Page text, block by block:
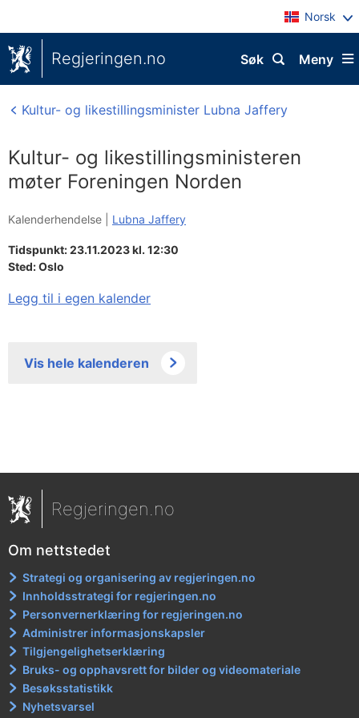
Norsk
Regjeringen.no Meny
Søk
Kultur- og likestillingsminister Lubna Jaffery
Kultur- og likestillingsministeren
møter Foreningen Norden
Kalenderhendelse | Lubna Jaffery
Tidspunkt: 23.11.2023 kl. 12:30
Sted:Oslo
Legg til i egen kalender
Vis hele kalenderen
Regjeringen.no
Om nettstedet
Strategi og organisering av regjeringen.no
Innholdsstrategi for regjeringen.no
Personvernerklæring for regjeringen.no
Administrer informasjonskapsler
Tilgjengelighetserklæring
Bruks- og opphavsrett for bilder og videomateriale
Besøksstatistikk
Nyhetsvarsel